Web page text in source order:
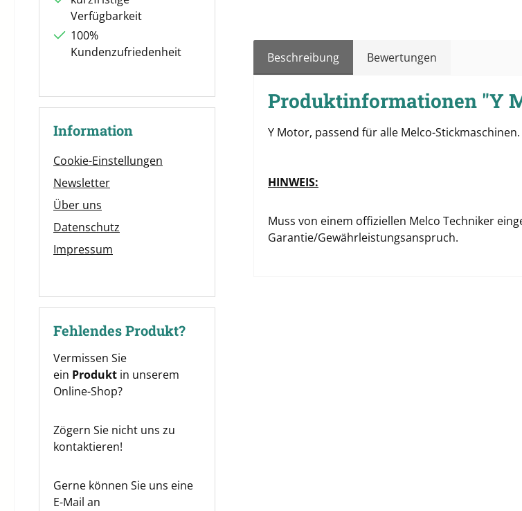
Verfügbarkeit
100%
Kundenzufriedenheit
Information
Cookie-Einstellungen
Newsletter
Über uns
Datenschutz
Impressum
Fehlendes Produkt?
Vermissen Sie
ein Produkt in unserem
Online-Shop?
Zögern Sie nicht uns zu
kontaktieren!
Gerne können Sie uns eine
E-Mail an
Beschreibung Bewertungen
Produktinformationen "Y
Y Motor, passend für alle Melco-Stickmaschinen.
HINWEIS:
Muss von einem offiziellen Melco Techniker
Garantie/Gewährleistungsanspruch.